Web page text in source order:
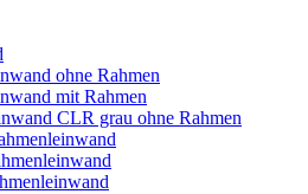
ohne Rahmen
mit Rahmen
CLR grau ohne Rahmen